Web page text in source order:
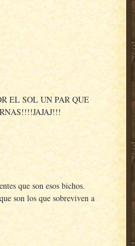
EL SOL UN PAR QUE
que son esos bichos.
son los que sobreviven a